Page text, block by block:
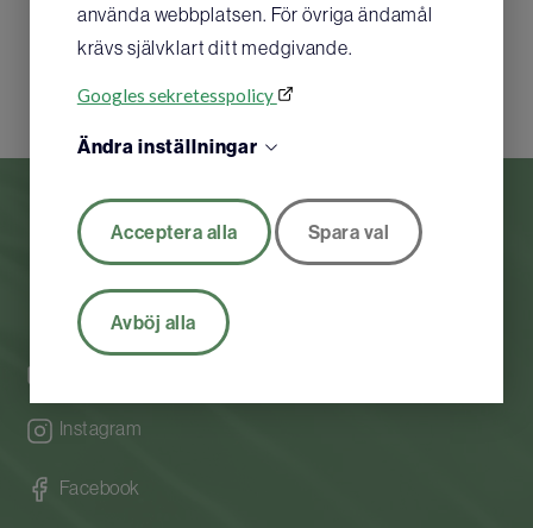
använda webbplatsen. För övriga ändamål
krävs självklart ditt medgivande.
Googles sekretesspolicy
Ändra inställningar
Acceptera alla Spara val
Avböj alla
Instagram
Facebook